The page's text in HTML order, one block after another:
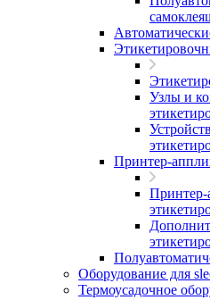
Узлы и
Принтер-
Принтер-
Оборудование для
Термоусадочное